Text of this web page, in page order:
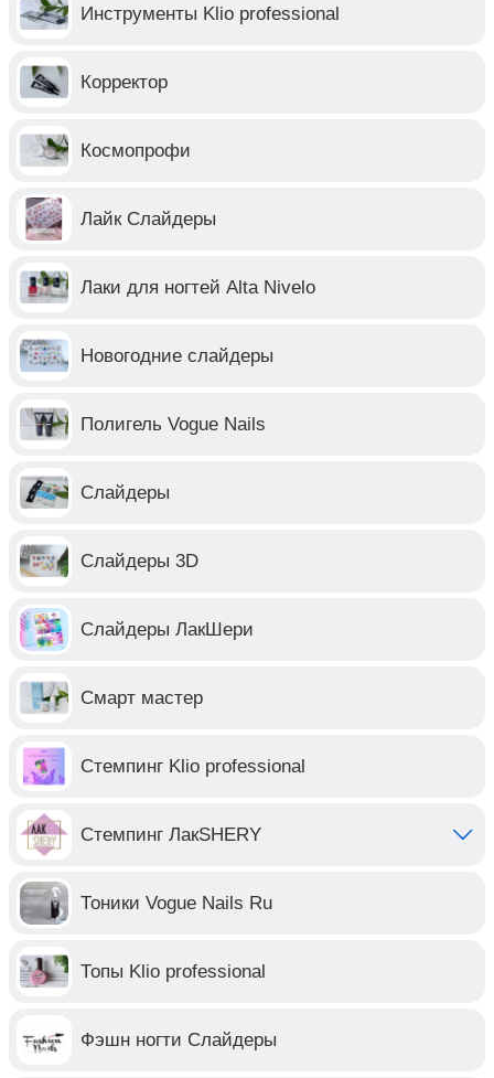
Инструменты Klio professional
Корректор
Космопрофи
Лайк Слайдеры
Лаки для ногтей Alta Nivelo
Новогодние слайдеры
Полигель Vogue Nails
Слайдеры
Слайдеры 3D
Слайдеры ЛакШери
Смарт мастер
Стемпинг Klio professional
Стемпинг ЛакSHERY
Тоники Vogue Nails Ru
Топы Klio professional
Фэшн ногти Слайдеры